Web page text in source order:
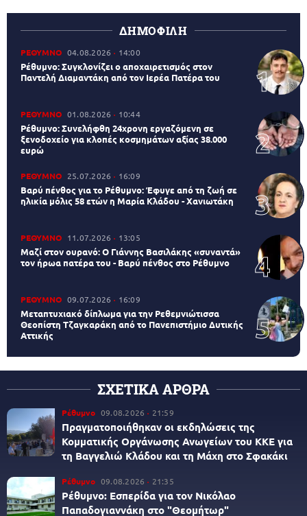
ΔΗΜΟΦΙΛΗ
ΡΕΘΥΜΝΟ 04.08.2026 14:00
Ρέθυμνο: Συγκλονίζει ο αποχαιρετισμός στον
Παντελή Διαμαντάκη από τον Ιερέα Πατέρα του
ΡΕΘΥΜΝΟ 01.08.2026 10:44
Ρέθυμνο: Συνελήφθη 24χρονη εργαζόμενη σε
ξενοδοχείο για κλοπές κοσμημάτων αξίας 38.000
ευρώ
ΡΕΘΥΜΝΟ 25.07.2026 16:09
Βαρύ πένθος για το Ρέθυμνο: Έφυγε από τη ζωή σε
ηλικία μόλις 58 ετών η Μαρία Κλάδου - Χανιωτάκη
ΡΕΘΥΜΝΟ 11.07.2026 13:05
Μαζί στον ουρανό: Ο Γιάννης Βασιλάκης «συναντά»
τον ήρωα πατέρα του - Βαρύ πένθος στο Ρέθυμνο
ΡΕΘΥΜΝΟ 09.07.2026 16:09
Μεταπτυχιακό δίπλωμα για την Ρεθεμνιώτισσα
Θεοπίστη Τζαγκαράκη από το Πανεπιστήμιο Δυτικής
Αττικής
ΣΧΕΤΙΚΑ ΑΡΘΡΑ
Ρέθυμνο 09.08.2026 21:59
Πραγματοποιήθηκαν οι εκδηλώσεις της
Κομματικής Οργάνωσης Ανωγείων του ΚΚΕ για
τη Βαγγελιώ Κλάδου και τη Μάχη στο Σφακάκι
Ρέθυμνο 09.08.2026 21:35
Ρέθυμνο: Εσπερίδα για τον Νικόλαο
Παπαδογιαννάκη στο "Θεομήτωρ"